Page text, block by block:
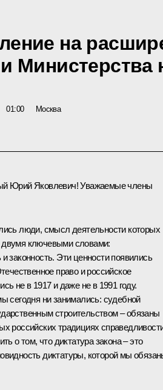
на
Министерства
01:00 Москва
Юрий Яковлевич! Уважаемые члены
люди, смысл деятельности которых
ключевыми словами:
и законность. Эти ценности появились
право и российское
не в 1917 и даже не в 1991 году.
сегодня ни занимались: судебной
строительством – обязаны
российских традициях
о том, что диктатура закона – это
диктатуры, которой мы